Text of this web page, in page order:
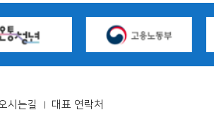
시는길 | 대표 연락처